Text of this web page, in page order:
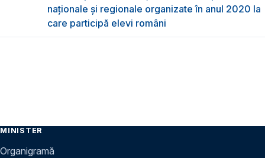
naționale și regionale organizate în anul 2020 la
care participă elevi români
MINISTER
Organigramă